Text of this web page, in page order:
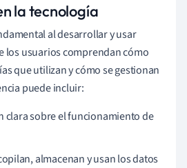
la tecnología
al desarrollar y usar
los usuarios comprendan cómo
que utilizan y cómo se gestionan
puede incluir:
clara sobre el funcionamiento de
almacenan y usan los datos